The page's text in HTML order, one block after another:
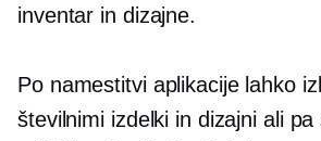
inventar in dizajne.
Po namestitvi aplikacije lahko
številnimi izdelki in dizajni ali